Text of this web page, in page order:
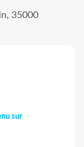
35000
sur